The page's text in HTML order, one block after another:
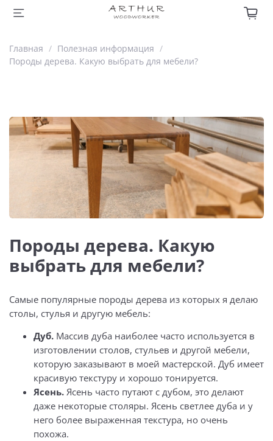
Главная
Полезная информация
Породы дерева. Какую выбрать для мебели?
Породы дерева. Какую
выбрать для мебели?
Самые популярные породы дерева из которых я делаю
столы, стулья и другую мебель:
Дуб. Массив дуба наиболее часто используется в
изготовлении столов, стульев и другой мебели,
которую заказывают в моей мастерской. Дуб имеет
красивую текстуру и хорошо тонируется.
Ясень.Ясень часто путают с дубом, это делают
даже некоторые столяры. Ясень светлее дуба и у
него более выраженная текстура, но очень
похожа.